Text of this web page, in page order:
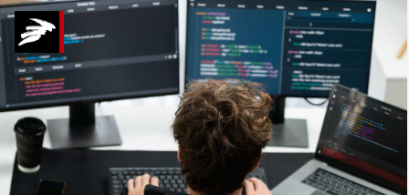
Praktiske spørgsmål
Spørgsmål til tilmelding, forplejning,
afholdelsessted m.m.
Hvad kan vi hjælpe
dig med?